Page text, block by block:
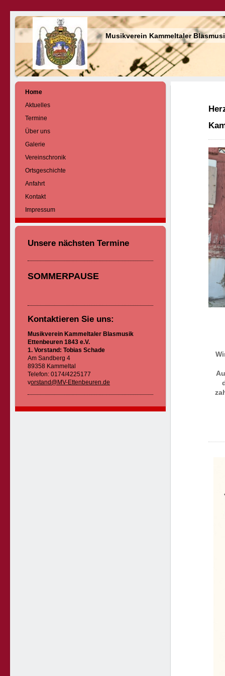
Musikverein Kammeltaler
Home
Aktuelles
Termine
Über uns
Galerie
Vereinschronik
Ortsgeschichte
Anfahrt
Kontakt
Impressum
Unsere nächsten Termine
SOMMERPAUSE
Kontaktieren Sie uns:
Musikverein Kammeltaler Blasmusik
Ettenbeuren 1843 e.V.
1. Vorstand: Tobias Schade
Am Sandberg 4
89358 Kammeltal
Telefon: 0174/4225177
vorstand@MV-Ettenbeuren.de